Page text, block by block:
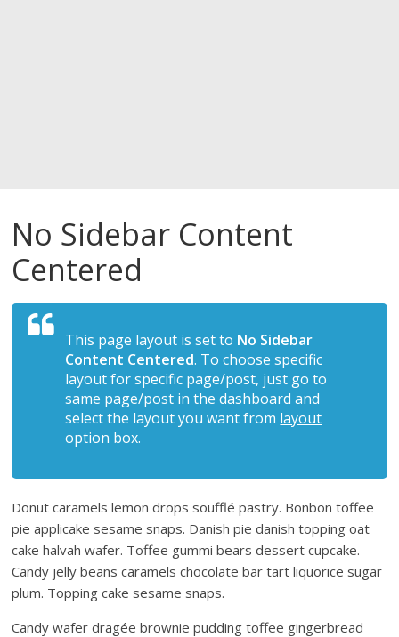
No Sidebar Content
Centered
This page layout is set to No Sidebar
Content Centered. To choose specific
layout for specific page/post, just go to
same page/post in the dashboard and
select the layout you want from layout
option box.
Donut caramels lemon drops soufflé pastry. Bonbon toffee
pie applicake sesame snaps. Danish pie danish topping oat
cake halvah wafer. Toffee gummi bears dessert cupcake.
Candy jelly beans caramels chocolate bar tart liquorice sugar
plum. Topping cake sesame snaps.
Candy wafer dragée brownie pudding toffee gingerbread